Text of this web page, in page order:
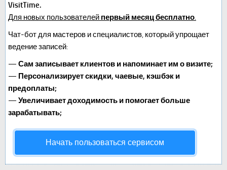
VisitTime.
Для новых пользователей первый месяц бесплатно.
Чат-бот для мастеров и специалистов, который упрощает
ведение записей:
— Сам записывает клиентов и напоминает им о визите;
— Персонализирует скидки, чаевые, кэшбэк и
предоплаты;
— Увеличивает доходимость и помогает больше
зарабатывать;
Начать пользоваться сервисом